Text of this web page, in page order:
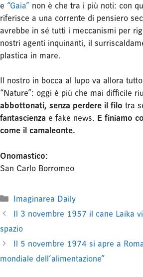
e “Gaia” non è che tra i più noti: con
riferisce a una corrente di pensiero
avrebbe in sé tutti i meccanismi per
nostri agenti inquinanti, il
plastica in mare.
Il nostro in bocca al lupo va allora
“Nature”: oggi è più che mai difficile
abbottonati, senza perdere il filo tra
fantascienza e fake news. E finiamo
come il camaleonte.
Onomastico:
San Carlo Borromeo
Categorie
Imaginarea Daily
Il 3 novembre 1957 il cane Laika
spazio
Il 5 novembre 1974 si apre a
mondiale dell’alimentazione”